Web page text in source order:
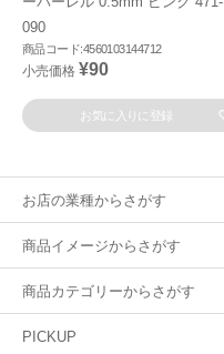
090
商品コード:4560103144712
小売価格 ¥90
お気に入りに登録
お店の業種からさがす
商品イメージからさがす
商品カテゴリーからさがす
PICKUP